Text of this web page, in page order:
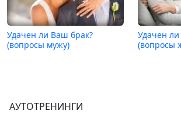
Удачен ли Ваш брак?
(вопросы мужу)
Удачен
(вопросы
АУТОТРЕНИНГИ